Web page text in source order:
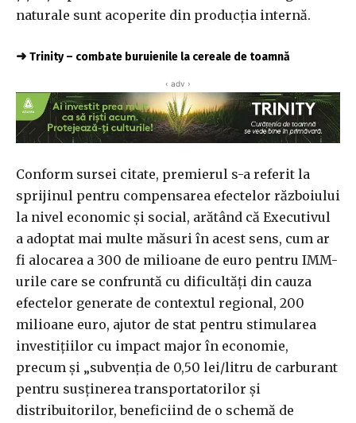
naturale sunt acoperite din producţia internă.
➜ Trinity – combate buruienile la cereale de toamnă
‹ adv ›
Conform sursei citate, premierul s-a referit la
sprijinul pentru compensarea efectelor războiului
la nivel economic şi social, arătând că Executivul
a adoptat mai multe măsuri în acest sens, cum ar
fi alocarea a 300 de milioane de euro pentru IMM-
urile care se confruntă cu dificultăţi din cauza
efectelor generate de contextul regional, 200
milioane euro, ajutor de stat pentru stimularea
investiţiilor cu impact major în economie,
precum şi „subvenţia de 0,50 lei/litru de carburant
pentru susţinerea transportatorilor şi
distribuitorilor, beneficiind de o schemă de